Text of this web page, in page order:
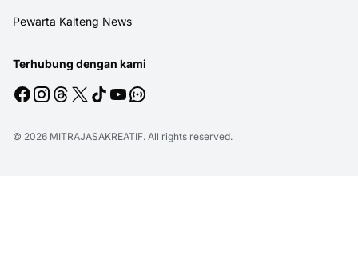
Pewarta Kalteng News
Terhubung dengan kami
© 2026 MITRAJASAKREATIF. All rights reserved.